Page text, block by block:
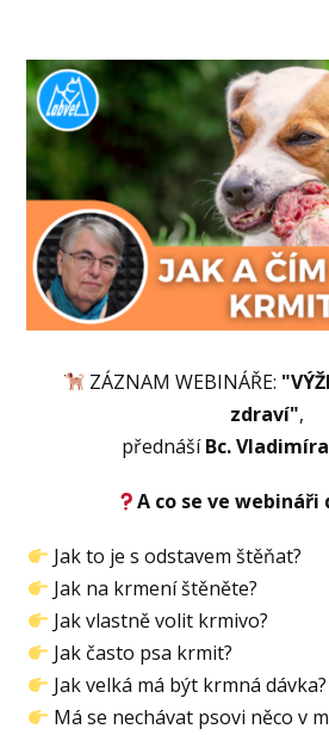
ZÁZNAM WEBINÁŘE:
zdraví",
přednášíBc.
A co se ve webináři
Jak to je s odstavem štěňat?
Jak na krmení štěněte?
Jak vlastně volit krmivo?
Jak často psa krmit?
Jak velká má být krmná dávka?
Má se nechávat psovi něco v